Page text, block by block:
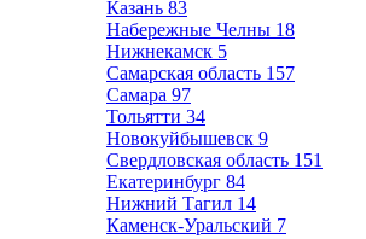
Казань 83
Набережные Челны 18
Нижнекамск 5
Самарская область 157
Самара 97
Тольятти 34
Новокуйбышевск 9
Свердловская область 151
Екатеринбург 84
Нижний Тагил 14
Каменск-Уральский 7